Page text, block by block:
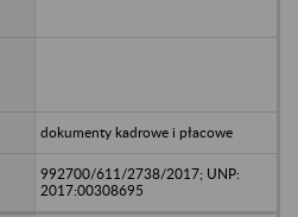
dokumenty kadrowe i płacowe
992700/611/2738/2017; UNP:
2017:00308695